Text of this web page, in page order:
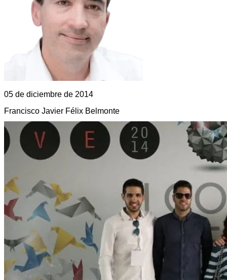
05 de diciembre de 2014
Francisco Javier Félix Belmonte